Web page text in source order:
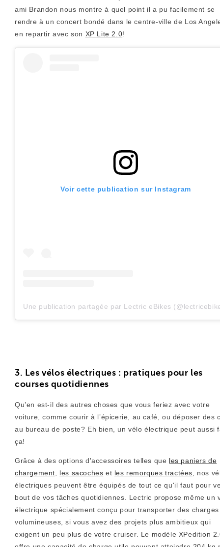
ami Brandon nous montre à quel point il a pu facilement se
rendre à un concert bondé dans le centre-ville de Los
en repartir avec son XP Lite 2.0!
Voir cette publication sur Instagram
Une publication partagée par Lectric eBikes
3. Les vélos électriques : pratiques pour les
courses quotidiennes
Qu’en est-il des autres choses que vous feriez avec votre
voiture, comme courir à l’épicerie, au café, ou déposer des
au bureau de poste? Eh bien, un vélo électrique peut aussi
ça!
Grâce à des options d'accessoires telles que les paniers de
chargement, les sacoches et les remorques tractées, nos
électriques peuvent être équipés de tout ce qu'il faut pour
bout de vos tâches quotidiennes. Lectric propose même un
électrique spécialement conçu pour transporter des
volumineuses, si vous avez des projets plus ambitieux qui
exigent un peu plus de votre cruiser. Le modèle XPedition